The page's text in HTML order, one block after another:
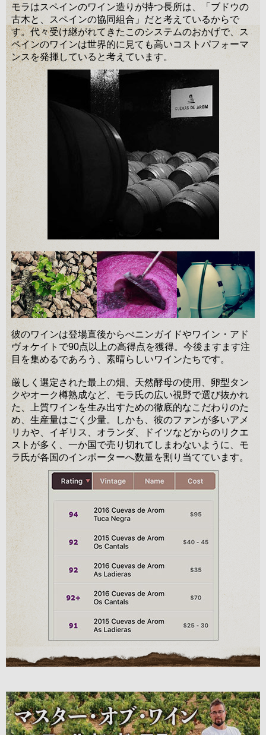
モラはスペインのワイン造りが持つ長所は、「ブドウの
古木と、スペインの協同組合」だと考えているからで
す。代々受け継がれてきたこのシステムのおかげで、ス
ペインのワインは世界的に見ても高いコストパフォーマ
ンスを発揮していると考えています。
彼のワインは登場直後からぺニンガイドやワイン・アド
ヴォケイトで90点以上の高得点を獲得。今後ますます注
目を集めるであろう、素晴らしいワインたちです。
厳しく選定された最上の畑、天然酵母の使用、卵型タン
クやオーク樽熟成など、モラ氏の広い視野で選び抜かれ
た、上質ワインを生み出すための徹底的なこだわりのた
め、生産量はごく少量。しかも、彼のファンが多いアメ
リカや、イギリス、オランダ、ドイツなどからのリクエ
ストが多く、一か国で売り切れてしまわないように、モ
ラ氏が各国のインポーターへ数量を割り当てています。